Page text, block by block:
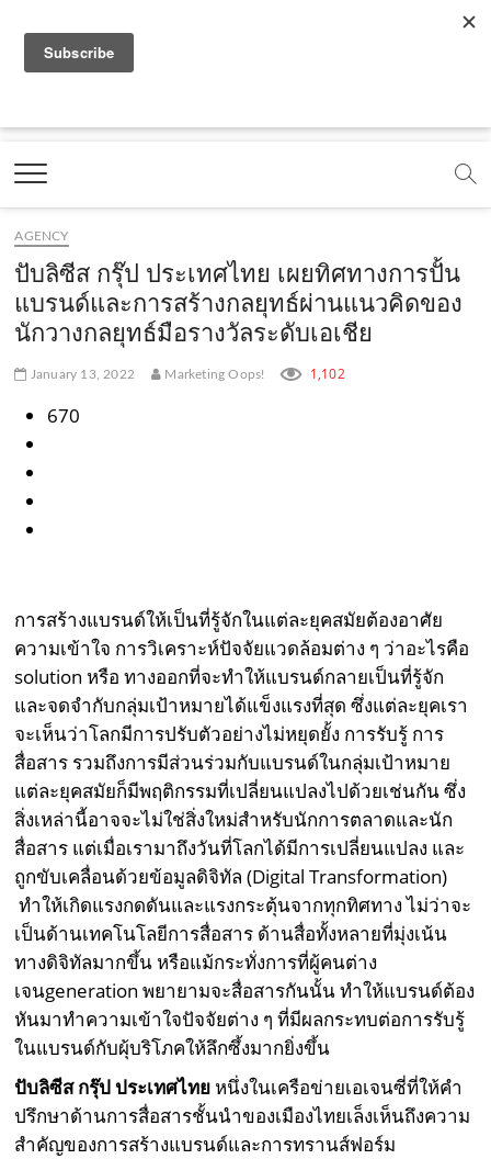
a
e
b
o
o
k
.
c
o
o
t
b
.
c
o
m
.
o
e
m
t
g
a
m
.
t
k
c
o
m
Marketing Oops!
DIGITAL | CREATIVE | ADVERTISING | CAMPAIGN |
AGENCY
ปับลิซีส กรุ๊ป ประเทศไทย เผยทิศทางการปั้น
แบรนด์และการสร้างกลยุทธ์ผ่านแนวคิดของ
นักวางกลยุทธ์มือรางวัลระดับเอเชีย
January 13, 2022 Marketing Oops! 1,102
670
การสร้างแบรนด์ให้เป็นที่รู้จักในแต่ละยุคสมัยต้องอาศัย
ความเข้าใจ การวิเคราะห์ปัจจัยแวดล้อมต่าง ๆ ว่าอะไรคือ
solution หรือ ทางออกที่จะทำให้แบรนด์กลายเป็นที่รู้จัก
และจดจำกับกลุ่มเป้าหมายได้แข็งแรงที่สุด ซึ่งแต่ละยุคเรา
จะเห็นว่าโลกมีการปรับตัวอย่างไม่หยุดยั้ง การรับรู้ การ
สื่อสาร รวมถึงการมีส่วนร่วมกับแบรนด์ในกลุ่มเป้าหมาย
แต่ละยุคสมัยก็มีพฤติกรรมที่เปลี่ยนแปลงไปด้วยเช่นกัน ซึ่ง
สิ่งเหล่านี้อาจจะไม่ใช่สิ่งใหม่สำหรับนักการตลาดและนัก
สื่อสาร แต่เมื่อเรามาถึงวันที่โลกได้มีการเปลี่ยนแปลง และ
ถูกขับเคลื่อนด้วยข้อมูลดิจิทัล (Digital Transformation)
ทำให้เกิดแรงกดดันและแรงกระตุ้นจากทุกทิศทาง ไม่ว่าจะ
เป็นด้านเทคโนโลยีการสื่อสาร ด้านสื่อทั้งหลายที่มุ่งเน้น
ทางดิจิทัลมากขึ้น หรือแม้กระทั่งการที่ผู้คนต่าง
เจนgeneration พยายามจะสื่อสารกันนั้น ทำให้แบรนด์ต้อง
หันมาทำความเข้าใจปัจจัยต่าง ๆ ที่มีผลกระทบต่อการรับรู้
ในแบรนด์กับผุ้บริโภคให้ลึกซึ้งมากยิ่งขึ้น
ปับลิซีส กรุ๊ป ประเทศไทย หนึ่งในเครือข่ายเอเจนซี่ที่ให้คำ
ปรึกษาด้านการสื่อสารชั้นนำของเมืองไทยเล็งเห็นถึงความ
สำคัญของการสร้างแบรนด์และการทรานส์ฟอร์ม